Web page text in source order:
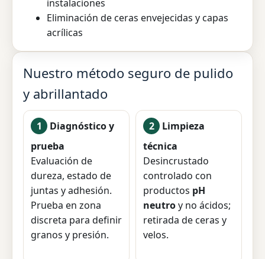
instalaciones
Eliminación de ceras envejecidas y capas
acrílicas
Nuestro método seguro de pulido
y abrillantado
1
Diagnóstico y
prueba
Evaluación de
dureza, estado de
juntas y adhesión.
Prueba en zona
discreta para definir
granos y presión.
2
Limpieza
técnica
Desincrustado
controlado con
productos pH
neutroy no ácidos;
retirada de ceras y
velos.